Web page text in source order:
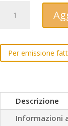
La
grande
di
Asiago
quantità
Per emissione
Descrizione
Informazioni